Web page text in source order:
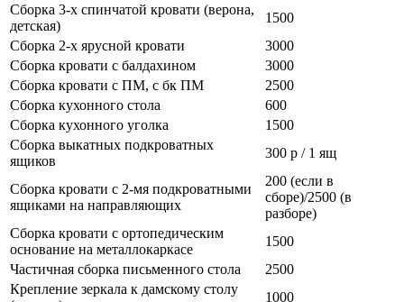
Сборка 3-х спинчатой кровати (верона,
детская)
1500
Сборка 2-х ярусной кровати
3000
Сборка кровати с балдахином
3000
Сборка кровати с ПМ, с бк ПМ
2500
Сборка кухонного стола
600
Сборка кухонного уголка
1500
Сборка выкатных подкроватных
ящиков
300 р / 1 ящ
Сборка кровати с 2-мя подкроватными
ящиками на направляющих
200 (если в
сборе)/2500 (в
разборе)
Сборка кровати с ортопедическим
основание на металлокаркасе
1500
Частичная сборка письменного стола
2500
Крепление зеркала к дамскому столу
1000